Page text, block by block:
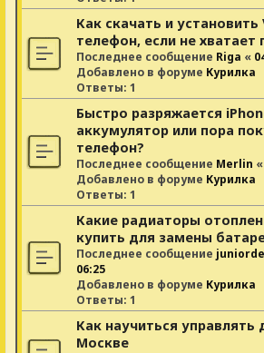
Как скачать и установить
телефон, если не хватает
Последнее сообщение Riga «
Добавлено в форуме Курилка
Ответы: 1
Быстро разряжается
аккумулятор или пора
телефон?
Последнее сообщение Merlin «
Добавлено в форуме Курилка
Ответы: 1
Какие радиаторы
купить для замены
Последнее сообщение
06:25
Добавлено в форуме Курилка
Ответы: 1
Как научиться управлять
Москве